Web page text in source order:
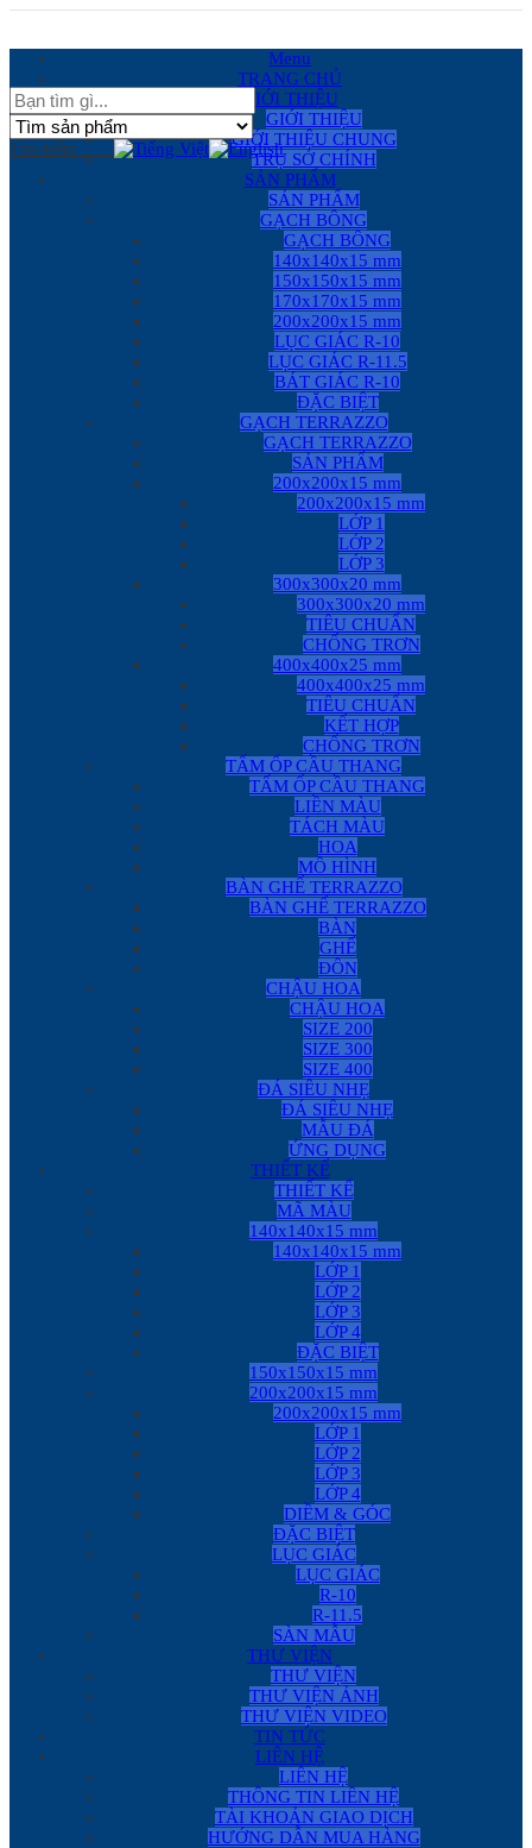
Tìm kiếm ......
Menu
TRANG CHỦ
GIỚI THIỆU
GIỚI THIỆU
GIỚI THIỆU CHUNG
TRỤ SỞ CHÍNH
SẢN PHẨM
SẢN PHẨM
GẠCH BÔNG
GẠCH BÔNG
140x140x15 mm
150x150x15 mm
170x170x15 mm
200x200x15 mm
LỤC GIÁC R-10
LỤC GIÁC R-11.5
BÁT GIÁC R-10
ĐẶC BIỆT
GẠCH TERRAZZO
GẠCH TERRAZZO
SẢN PHẨM
200x200x15 mm
200x200x15 mm
LỚP 1
LỚP 2
LỚP 3
300x300x20 mm
300x300x20 mm
TIÊU CHUẨN
CHỐNG TRƠN
400x400x25 mm
400x400x25 mm
TIÊU CHUẨN
KẾT HỢP
CHỐNG TRƠN
TẤM ỐP CẦU THANG
TẤM ỐP CẦU THANG
LIỀN MÀU
TÁCH MÀU
HOA
MÔ HÌNH
BÀN GHẾ TERRAZZO
BÀN GHẾ TERRAZZO
BÀN
GHẾ
ĐÔN
CHẬU HOA
CHẬU HOA
SIZE 200
SIZE 300
SIZE 400
ĐÁ SIÊU NHẸ
ĐÁ SIÊU NHẸ
MẪU ĐÁ
ỨNG DỤNG
THIẾT KẾ
THIẾT KẾ
MÃ MÀU
140x140x15 mm
140x140x15 mm
LỚP 1
LỚP 2
LỚP 3
LỚP 4
ĐẶC BIỆT
150x150x15 mm
200x200x15 mm
200x200x15 mm
LỚP 1
LỚP 2
LỚP 3
LỚP 4
DIỀM & GÓC
ĐẶC BIỆT
LỤC GIÁC
LỤC GIÁC
R-10
R-11.5
SÀN MẪU
THƯ VIỆN
THƯ VIỆN
THƯ VIỆN ẢNH
THƯ VIỆN VIDEO
TIN TỨC
LIÊN HỆ
LIÊN HỆ
THÔNG TIN LIÊN HỆ
TÀI KHOẢN GIAO DỊCH
HƯỚNG DẪN MUA HÀNG